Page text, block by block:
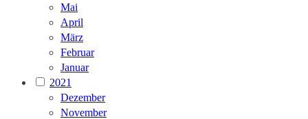
Mai
April
März
Februar
Januar
2021
Dezember
November